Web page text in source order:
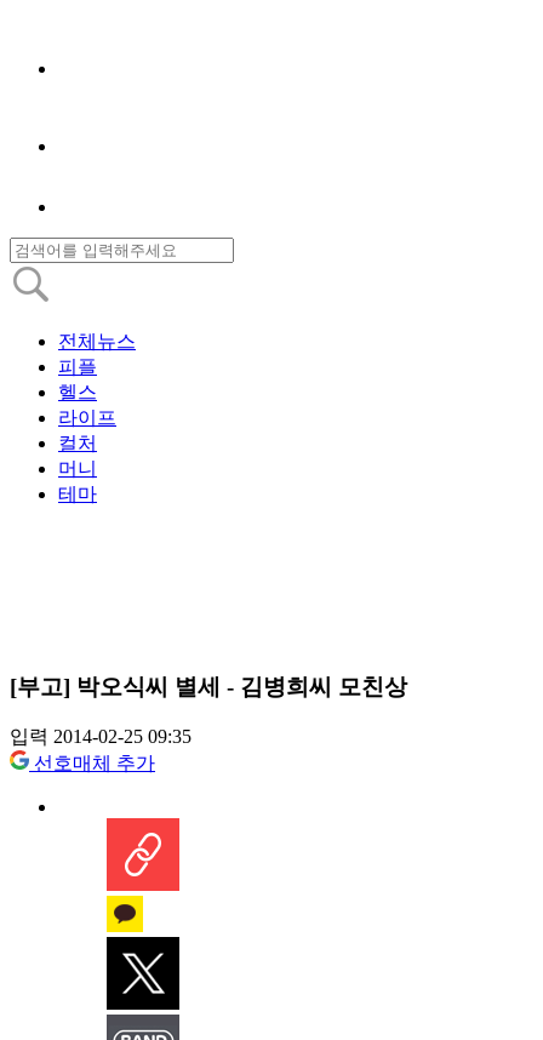
전체뉴스
피플
헬스
라이프
컬처
머니
테마
[부고] 박오식씨 별세 - 김병희씨 모친상
입력 2014-02-25 09:35
선호매체 추가